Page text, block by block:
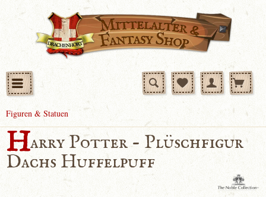
Figuren & Statuen
Harry Potter - Plüschfigur
Dachs Huffelpuff